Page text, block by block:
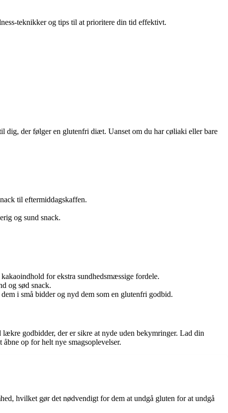
teknikker og tips til at prioritere din tid effektivt.
dig, der følger en glutenfri diæt. Uanset om du har cøliaki eller bare
til eftermiddagskaffen.
og sund snack.
for ekstra sundhedsmæssige fordele.
og sød snack.
i små bidder og nyd dem som en glutenfri godbid.
godbidder, der er sikre at nyde uden bekymringer. Lad din
op for helt nye smagsoplevelser.
hvilket gør det nødvendigt for dem at undgå gluten for at undgå